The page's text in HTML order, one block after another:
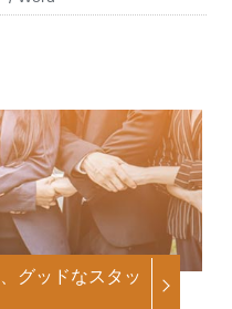
グッドなスタッ